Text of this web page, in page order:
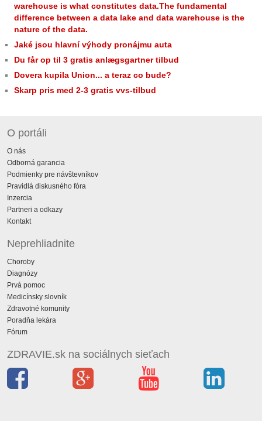
warehouse is what constitutes data.The fundamental
difference between a data lake and data warehouse is the
nature of the data.
Jaké jsou hlavní výhody pronájmu auta
Du får op til 3 gratis anlægsgartner tilbud
Dovera kupila Union... a teraz co bude?
Skarp pris med 2-3 gratis vvs-tilbud
O portáli
O nás
Odborná garancia
Podmienky pre návštevníkov
Pravidlá diskusného fóra
Inzercia
Partneri a odkazy
Kontakt
Neprehliadnite
Choroby
Diagnózy
Prvá pomoc
Medicínsky slovník
Zdravotné komunity
Poradňa lekára
Fórum
ZDRAVIE.sk na sociálnych sieťach